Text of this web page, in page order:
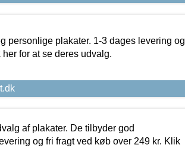
personlige plakater. 1-3 dages levering og
for at se deres udvalg.
af plakater. De tilbyder god
og fri fragt ved køb over 249 kr. Klik